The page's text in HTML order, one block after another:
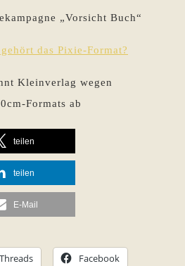
„Vorsicht Buch“
das Pixie-Format?
Kleinverlag wegen
Formats ab
teilen
teilen
E-Mail
Threads Facebook